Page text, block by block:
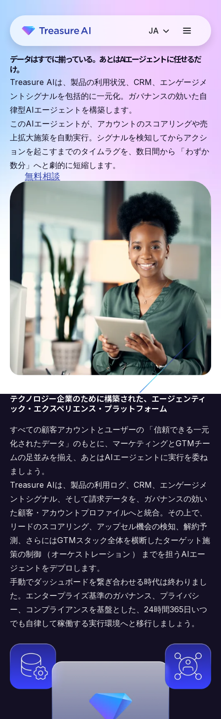
データはすでに揃っている。あとはAIエージェントに任せるだ
け。
Treasure AIは、製品の利用状況、CRM、エンゲージメ
ントシグナルを包括的に一元化。ガバナンスの効いた自
律型AIエージェントを構築します。
このAIエージェントが、アカウントのスコアリングや売
上拡大施策を自動実行。シグナルを検知してからアクシ
ョンを起こすまでのタイムラグを、数日間から
「わずか
数分」へと劇的に短縮します。
無料相談
テクノロジー企業のために構築された、エージェンティ
ック・エクスペリエンス・プラットフォーム
すべての顧客アカウントとユーザーの 「信頼できる一元
化されたデータ」のもとに、マーケティングとGTMチー
ムの足並みを揃え、あとはAIエージェントに実行を委ね
ましょう。
Treasure AIは、製品の利用ログ、CRM、エンゲージメ
ントシグナル、そして請求データを、ガバナンスの効い
た顧客・アカウントプロファイルへと統合。その上で、
リードのスコアリング、アップセル機会の検知、解約予
測、さらにはGTMスタック全体を横断したターゲット施
策の制御
（ オーケストレーション ）
までを担うAIエー
ジェントをデプロします。
手動でダッシュボードを繋ぎ合わせる時代は終わりまし
た。エンタープライズ基準のガバナンス、プライバシ
ー、コンプライアンスを基盤とした、24時間365日いつ
でも自律して稼働する実行環境へと移行しましょう。